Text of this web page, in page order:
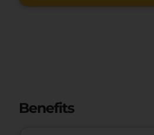
Benefits